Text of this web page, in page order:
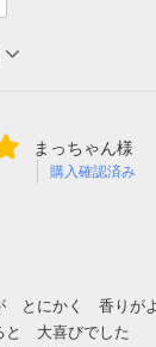
まっちゃん様
購入確認済み
とにかく 香り
と 大喜びでした